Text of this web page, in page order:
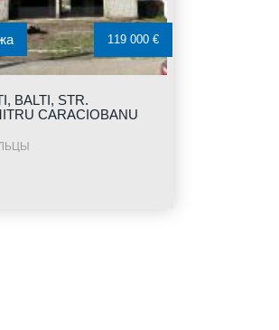
BALTI, STR.
CARACIOBANU
119 000 €